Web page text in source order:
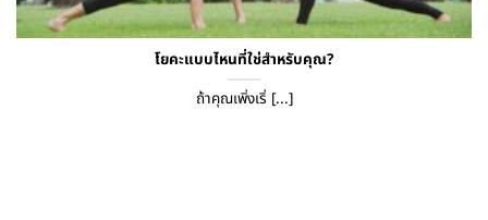
โยคะแบบไหนที่ใช่สำหรับคุณ?
ถ้าคุณเพิ่งเริ่ [...]